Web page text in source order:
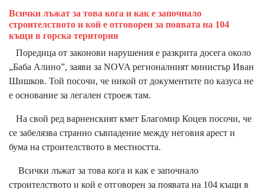
Всички лъжат за това кога и как е започнало
строителството и кой е отговорен за появата на 104
къщи в горска територия
Поредица от законови нарушения е разкрита досега около
„Баба Алино”, заяви за NOVA регионалният министър Иван
Шишков. Той посочи, че никой от документите по казуса не
е основание за легален строеж там.
На свой ред варненският кмет Благомир Коцев посочи, че
се забелязва странно съвпадение между неговия арест и
бума на строителството в местността.
Всички лъжат за това кога и как е започнало
строителството и кой е отговорен за появата на 104 къщи в